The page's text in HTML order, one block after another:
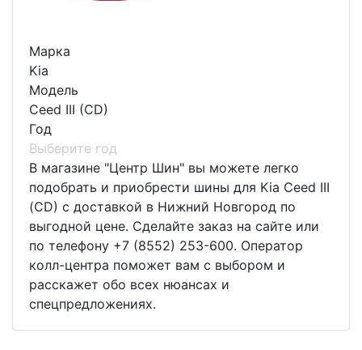
Марка
Kia
Модель
Ceed III (CD)
Год
Выберите год
В магазине "Центр Шин" вы можете легко
подобрать и приобрести шины для Kia Ceed III
(CD) с доставкой в Нижний Новгород по
выгодной цене. Сделайте заказ на сайте или
по телефону +7 (8552) 253-600. Оператор
колл-центра поможет вам с выбором и
расскажет обо всех нюансах и
спецпредложениях.